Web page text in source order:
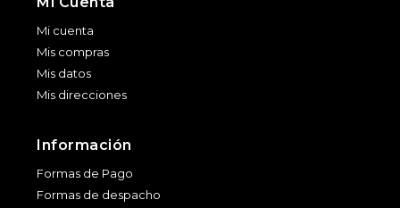
Mi cuenta
Mis compras
Mis datos
Mis direcciones
Información
Formas de Pago
Formas de despacho